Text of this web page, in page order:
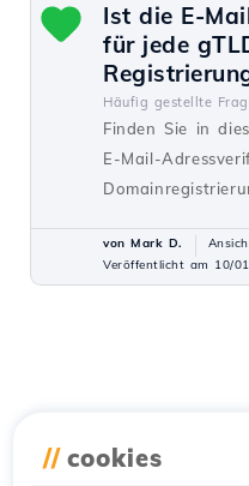
Ist die E-
für jede
Häufig gestellte
Finden Sie in
E-Mail-
von Mark D.
Veröffentlicht am 10/
// cookies